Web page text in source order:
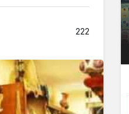
222